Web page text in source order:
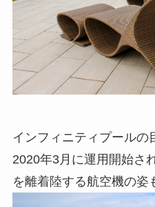
インフィニティプールの
2020年3月に運用開始さ
を離着陸する航空機の姿